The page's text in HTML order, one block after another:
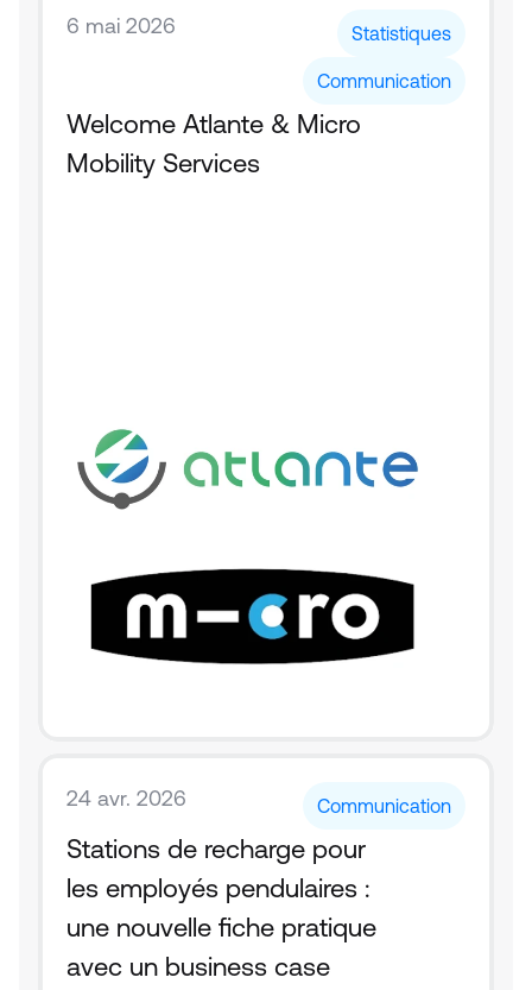
6 mai 2026 Statistiques
Communication
Welcome Atlante & Micro
Mobility Services
24 avr. 2026 Communication
Stations de recharge pour
les employés pendulaires :
une nouvelle fiche pratique
avec un business case